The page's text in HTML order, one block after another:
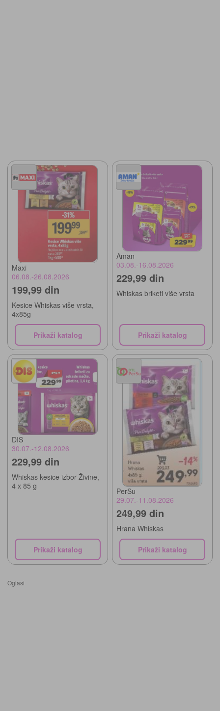
Maxi
06.08.-26.08.2026
199,99 din
Kesice Whiskas više vrsta,
4x85g
Prikaži katalog
Aman
03.08.-16.08.2026
229,99 din
Whiskas briketi više vrsta
Prikaži katalog
DIS
30.07.-12.08.2026
229,99 din
Whiskas kesice izbor Živine,
4 x 85 g
Prikaži katalog
PerSu
29.07.-11.08.2026
249,99 din
Hrana Whiskas
Prikaži katalog
Oglasi